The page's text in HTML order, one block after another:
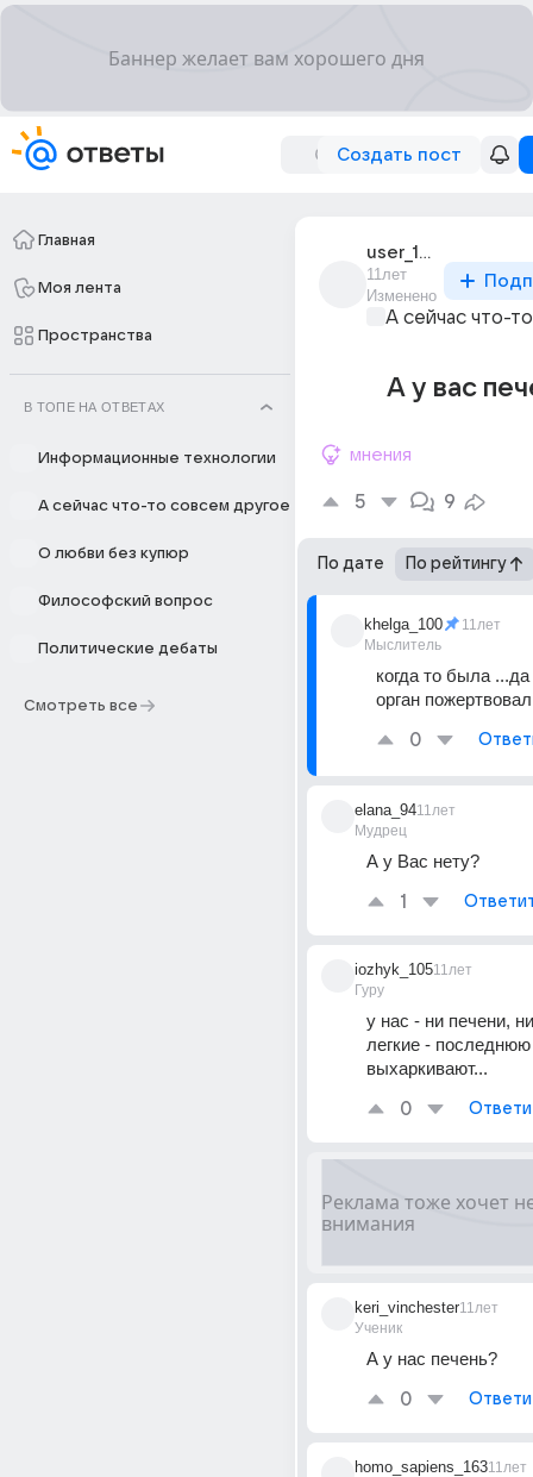
Создать пост
Главная
Моя лента
Пространства
В ТОПЕ НА ОТВЕТАХ
Информационные технологии
А сейчас что-то совсем другое
О любви без купюр
Философский вопрос
Политические дебаты
Смотреть все
user_16534602
11лет
Изменено
А сейчас что-
А у вас
мнения
5 9
По дате По рейтингу
khelga_100
Мыслитель
11лет
когда то была ...да
орган
0
elana_94
Мудрец
11лет
А у Вас нету?
1
iozhyk_105
Гуру
11лет
у нас - ни печени,
легкие -
выхаркивают...
0
keri_vinchester
Ученик
11лет
А у нас печень?
0
homo_sapiens_16311лет